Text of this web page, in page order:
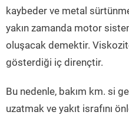
kaybeder ve metal
yakın zamanda motor
oluşacak demektir.
gösterdiği iç dirençtir.
Bu nedenle, bakım km. si
uzatmak ve yakıt israfını